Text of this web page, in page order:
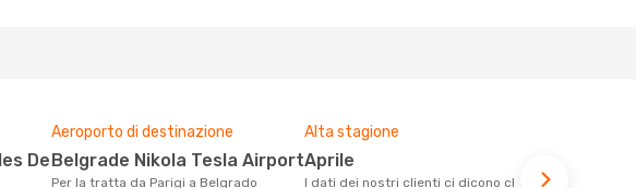
Aeroporto di destinazione
Belgrade Nikola Tesla Airport
Per la tratta da Parigi a Belgrado
Alta stagione
aprile
I dati dei nostri clienti ci dicono che la